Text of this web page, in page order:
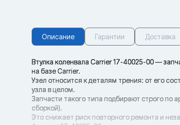
Описание Гарантии Доставка
Втулка коленвала Carrier 17-40025-00 —
на базе Carrier.
Узел относится к деталям трения: от его
узла в целом.
Запчасти такого типа подбирают строго по
сборкой).
Это снижает риск повторного ремонта и